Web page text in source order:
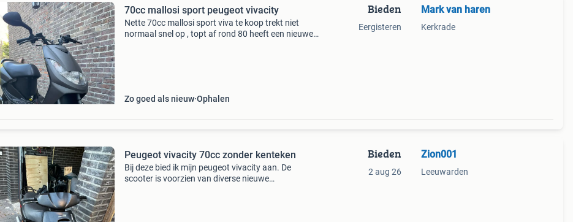
70cc mallosi sport peugeot vivacity
Nette 70cc mallosi sport viva te koop trekt niet
normaal snel op , topt af rond 80 heeft een nieuwe
Zo goed als nieuw Ophalen
Bieden
Eergisteren
Mark van haren
Kerkrade
Peugeot vivacity 70cc zonder kenteken
Bij deze bied ik mijn peugeot vivacity aan. De
scooter is voorzien van diverse nieuwe
Bieden
2 aug 26
Zion001
Leeuwarden